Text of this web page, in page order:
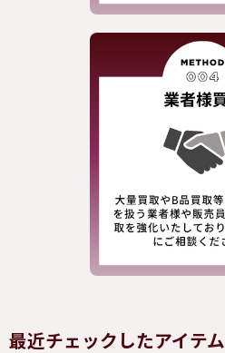
最近チェックしたアイテム